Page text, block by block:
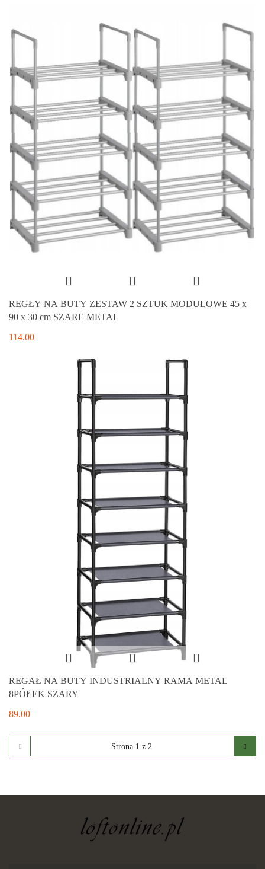
REGŁY NA BUTY ZESTAW 2 SZTUK MODUŁOWE 45 x
90 x 30 cm SZARE METAL
114.00
REGAŁ NA BUTY INDUSTRIALNY RAMA METAL
8PÓŁEK SZARY
89.00